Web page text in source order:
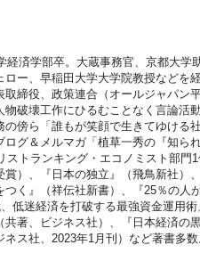
経済学部卒。大蔵事務官、京都大学
ー、早稲田大学大学院教授などを
締役、政策連合（オールジャパン
破壊工作にひるむことなく言論活動
傍ら「誰もが笑顔で生きてゆける
グ＆メルマガ「植草一秀の『知ら
ストランキング・エコノミスト部門
）、『日本の独立』（飛鳥新社）
つく』（祥伝社新書）、『25％の人
低迷経済を打破する最強資金運用
著、ビジネス社）、『日本経済の
ス社、2023年1月刊）など著書多数